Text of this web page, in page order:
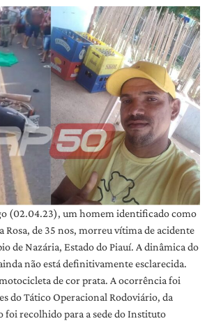
(02.04.23), um homem identificado como
Rosa, de 35 nos, morreu vítima de acidente
de Nazária, Estado do Piauí. A dinâmica do
não está definitivamente esclarecida.
de cor prata. A ocorrência foi
do Tático Operacional Rodoviário, da
foi recolhido para a sede do Instituto